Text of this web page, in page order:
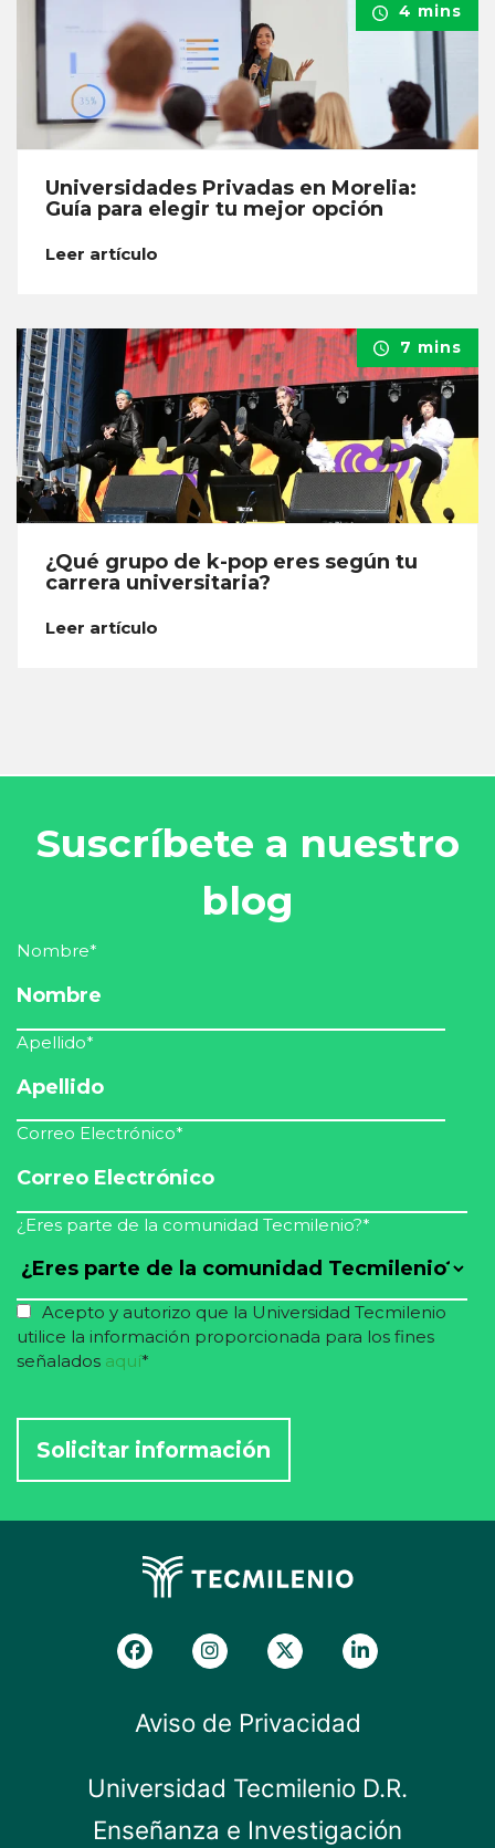
4 mins
Universidades Privadas en Morelia:
Guía para elegir tu mejor opción
Leer artículo
7 mins
¿Qué grupo de k-pop eres según tu
carrera universitaria?
Leer artículo
Suscríbete a nuestro
blog
Nombre*
Apellido*
Correo Electrónico*
¿Eres parte de la comunidad Tecmilenio?*
Acepto y autorizo que la Universidad Tecmilenio
utilice la información proporcionada para los fines
señalados aquí*
Aviso de Privacidad
Universidad Tecmilenio D.R.
Enseñanza e Investigación